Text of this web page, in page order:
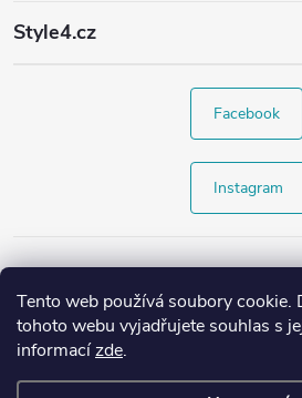
Tento web používá soubory cookie.
tohoto webu vyjadřujete souhlas s
informacízde.
Style4.cz
Facebook
Instagram